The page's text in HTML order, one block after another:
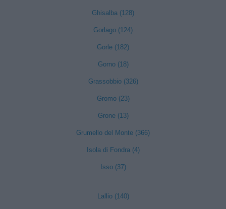
Ghisalba (128)
Gorlago (124)
Gorle (182)
Gorno (18)
Grassobbio (326)
Gromo (23)
Grone (13)
Grumello del Monte (366)
Isola di Fondra (4)
Isso (37)
Lallio (140)